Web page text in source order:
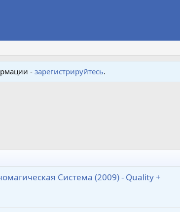
- зарегистрируйтесь.
Система (2009) - Quality +